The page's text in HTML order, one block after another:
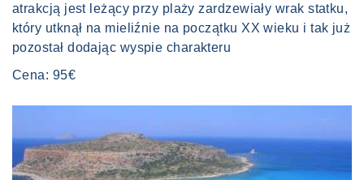
atrakcją jest leżący przy plaży zardzewiały wrak statku,
który utknął na mieliźnie na początku XX wieku i tak już
pozostał dodając wyspie charakteru
Cena: 95€